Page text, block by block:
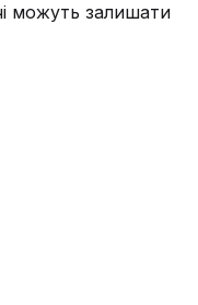
можуть залишати